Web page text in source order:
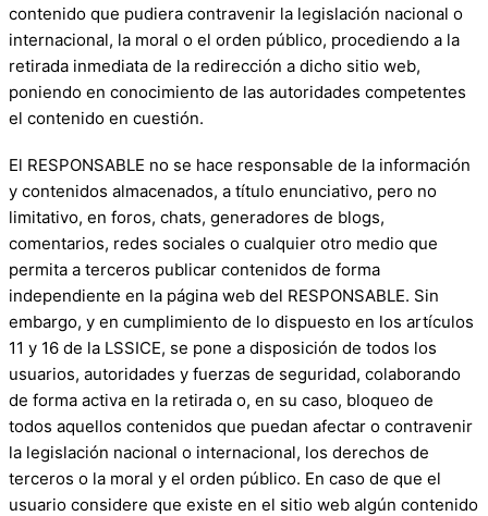
contenido que pudiera contravenir la legislación nacional o
internacional, la moral o el orden público, procediendo a la
retirada inmediata de la redirección a dicho sitio web,
poniendo en conocimiento de las autoridades competentes
el contenido en cuestión.
El RESPONSABLE no se hace responsable de la información
y contenidos almacenados, a título enunciativo, pero no
limitativo, en foros, chats, generadores de blogs,
comentarios, redes sociales o cualquier otro medio que
permita a terceros publicar contenidos de forma
independiente en la página web del RESPONSABLE. Sin
embargo, y en cumplimiento de lo dispuesto en los artículos
11 y 16 de la LSSICE, se pone a disposición de todos los
usuarios, autoridades y fuerzas de seguridad, colaborando
de forma activa en la retirada o, en su caso, bloqueo de
todos aquellos contenidos que puedan afectar o contravenir
la legislación nacional o internacional, los derechos de
terceros o la moral y el orden público. En caso de que el
usuario considere que existe en el sitio web algún contenido